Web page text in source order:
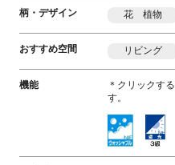
柄・デザイン 花 植物
おすすめ空間 リビング
機能
＊クリックす
す。